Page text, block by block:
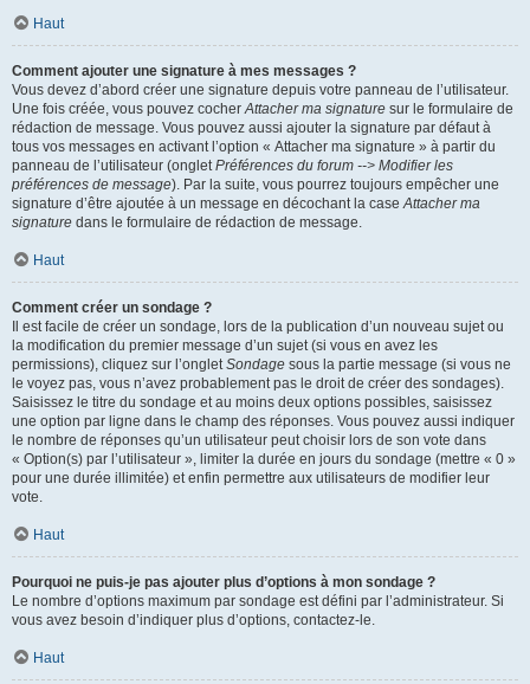
Haut
Comment ajouter une signature à mes messages ?
Vous devez d’abord créer une signature depuis votre panneau de l’utilisateur.
Une fois créée, vous pouvez cocherAttacher ma signature sur le formulaire de
rédaction de message. Vous pouvez aussi ajouter la signature par défaut à
tous vos messages en activant l’option « Attacher ma signature » à partir du
panneau de l’utilisateur (ongletPréférences du forum --> Modifier les
préférences de message). Par la suite, vous pourrez toujours empêcher une
signature d’être ajoutée à un message en décochant la caseAttacher ma
signature dans le formulaire de rédaction de message.
Haut
Comment créer un sondage ?
Il est facile de créer un sondage, lors de la publication d’un nouveau sujet ou
la modification du premier message d’un sujet (si vous en avez les
permissions), cliquez sur l’ongletSondage sous la partie message (si vous ne
le voyez pas, vous n’avez probablement pas le droit de créer des sondages).
Saisissez le titre du sondage et au moins deux options possibles, saisissez
une option par ligne dans le champ des réponses. Vous pouvez aussi indiquer
le nombre de réponses qu’un utilisateur peut choisir lors de son vote dans
« Option(s) par l’utilisateur », limiter la durée en jours du sondage (mettre « 0 »
pour une durée illimitée) et enfin permettre aux utilisateurs de modifier leur
vote.
Haut
Pourquoi ne puis-je pas ajouter plus d’options à mon sondage ?
Le nombre d’options maximum par sondage est défini par l’administrateur. Si
vous avez besoin d’indiquer plus d’options, contactez-le.
Haut